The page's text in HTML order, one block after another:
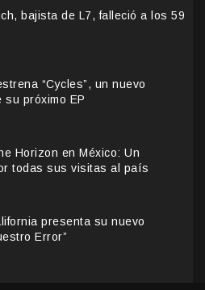
bajista de L7, falleció a los 59
“Cycles”, un nuevo
su próximo EP
Horizon en México: Un
todas sus visitas al país
presenta su nuevo
Error”